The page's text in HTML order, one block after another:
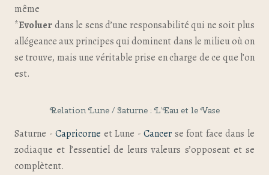
même
*Evoluerdans le sens d’une responsabilité qui ne soit plus
allégeance aux principes qui dominent dans le milieu où on
se trouve, mais une véritable prise en charge de ce que l’on
est.
Relation Lune / Saturne : L’Eau et le Vase
Saturne -Capricorne et Lune -Cancer se font face dans le
zodiaque et l’essentiel de leurs valeurs s’opposent et se
complètent.